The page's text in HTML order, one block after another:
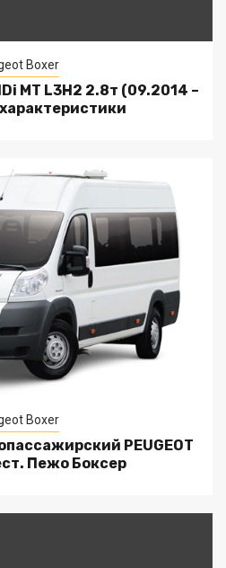
Boxer
MT L3H2 2.8т (09.2014 –
Boxer
PEUGEOT
Пежо Боксер